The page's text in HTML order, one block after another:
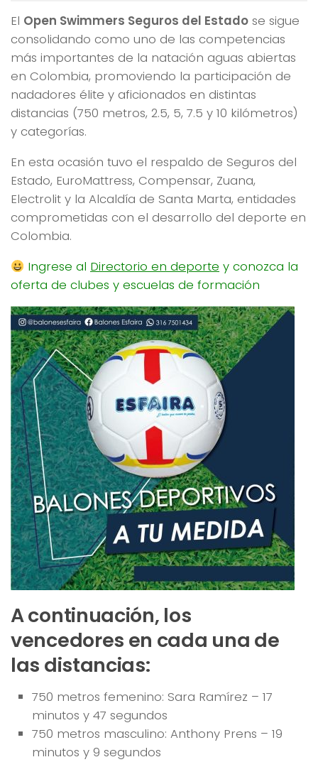
El Open Swimmers Seguros del Estado se sigue
consolidando como uno de las competencias
más importantes de la natación aguas abiertas
en Colombia, promoviendo la participación de
nadadores élite y aficionados en distintas
distancias (750 metros, 2.5, 5, 7.5 y 10 kilómetros)
y categorías.
En esta ocasión tuvo el respaldo de Seguros del
Estado, EuroMattress, Compensar, Zuana,
Electrolit y la Alcaldía de Santa Marta, entidades
comprometidas con el desarrollo del deporte en
Colombia.
Ingrese al Directorio en deporte y conozca la
oferta de clubes y escuelas de formación
A continuación, los
vencedores en cada una de
las distancias:
750 metros femenino: Sara Ramírez – 17
minutos y 47 segundos
750 metros masculino: Anthony Prens – 19
minutos y 9 segundos